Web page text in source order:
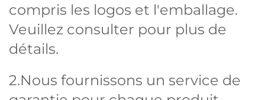
compris les logos et l'emballage.
Veuillez consulter pour plus de
détails.
2.Nous fournissons un service de